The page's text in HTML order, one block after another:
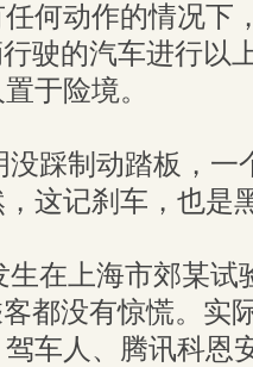
动作的情况下
驶的汽车进行以
于险境。
踩制动踏板，一
这记刹车，也是
在上海市郊某试
都没有惊慌。实
车人、腾讯科恩